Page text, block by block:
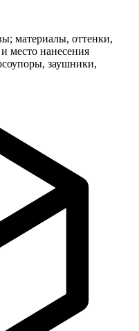
материалы, оттенки,
место нанесения
заушники,